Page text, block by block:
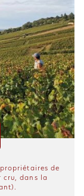
de
cru, dans la